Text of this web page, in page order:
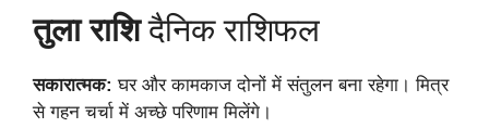
तुला राशिदैनिक राशिफल
सकारात्मक: घर और कामकाज दोनों में संतुलन बना रहेगा। मित्र
से गहन चर्चा में अच्छे परिणाम मिलेंगे।